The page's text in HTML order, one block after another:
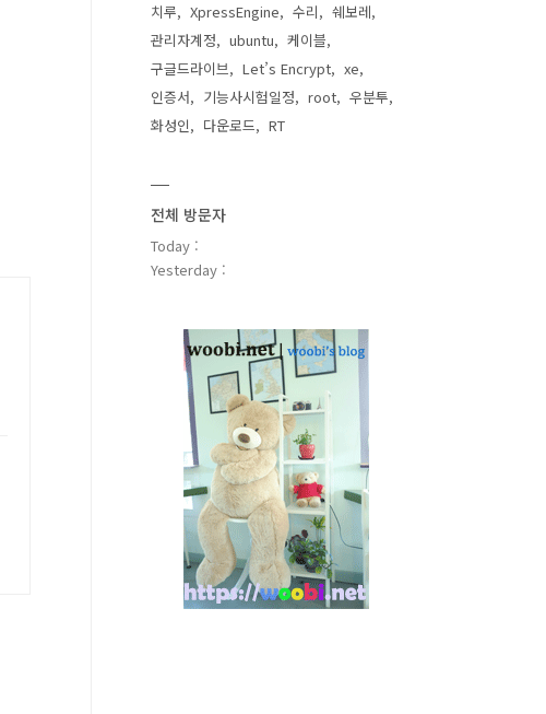
치루
XpressEngine 수리
쉐보레
관리자계정
ubuntu
케이블
구글드라이브
Let’s Encrypt
xe
인증서
기능사시험일정 root
우분투
화성인
다운로드 RT
전체 방문자
Today :
Yesterday :